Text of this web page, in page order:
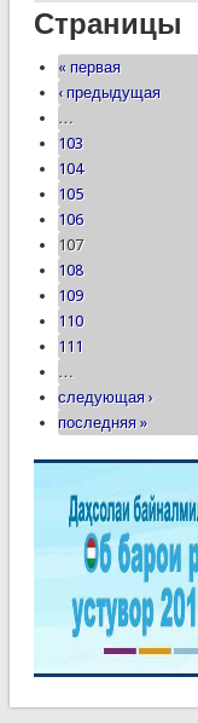
Страницы
« первая
‹ предыдущая
…
103
104
105
106
107
108
109
110
111
…
следующая ›
последняя »